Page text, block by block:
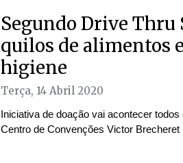
Segundo Drive Thru
quilos de alimentos
higiene
Terça, 14 Abril 2020
Iniciativa de doação vai acontecer
Centro de Convenções Victor Brecheret